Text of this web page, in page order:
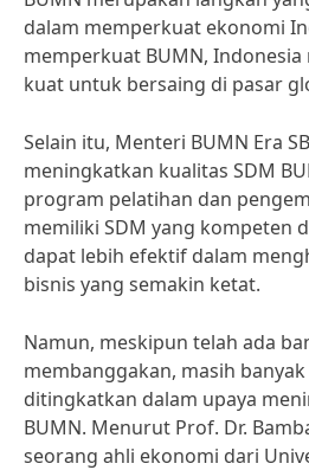
dalam memperkuat ekonomi
memperkuat BUMN,
kuat untuk bersaing di pasar
Selain itu, Menteri BUMN Era
meningkatkan kualitas SDM
program pelatihan dan
memiliki SDM yang kompeten
dapat lebih efektif dalam
bisnis yang semakin ketat.
Namun, meskipun telah ada
membanggakan, masih
ditingkatkan dalam upaya
BUMN. Menurut Prof. Dr.
seorang ahli ekonomi dari